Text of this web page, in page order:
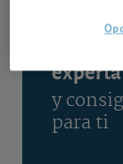
experta
y
para ti